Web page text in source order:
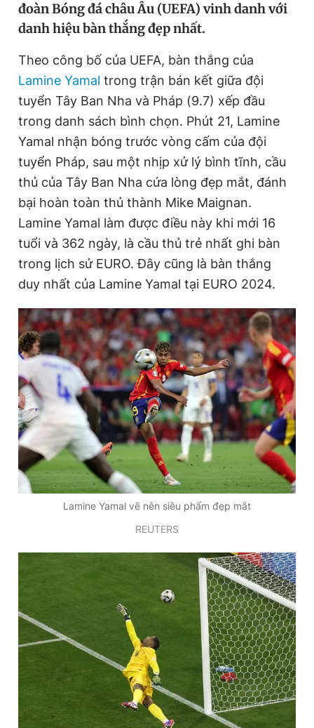
Sản phẩm khác
Tiện ích Bạn cần biết
Thông tin tòa soạn Liên hệ quảng cáo
Đọc Thanh Niên trên điện thoại
Theo dõi báo trên
Hotline
0906 645 777
Liên hệ quảng cáo
0908 780 404
Đặt báo Quảng cáo RSS Tòa soạn Chính sách bảo
Tổng biên tập: Nguyễn Ngọc Toàn
Phó tổng biên tập thường trực: Hải Thành
Phó tổng biên tập: Lâm Hiếu Dũng
Phó tổng biên tập: Trần Việt Hưng
Tổng thư ký tòa soạn: Đức Trung
Giấy phép xuất bản số 110/GP - BTTTT cấp ngày 24.3.2020
© 2003-2026 Bản quyền thuộc về Báo Thanh Niên. Cấm sao
chép dưới mọi hình thức nếu không có sự chấp thuận bằng văn
đoàn Bóng đá châu Âu (UEFA) vinh danh với
danh hiệu bàn thắng đẹp nhất.
Theo công bố của UEFA, bàn thắng của
Lamine Yamal trong trận bán kết giữa đội
tuyển Tây Ban Nha và Pháp (9.7) xếp đầu
trong danh sách bình chọn. Phút 21, Lamine
Yamal nhận bóng trước vòng cấm của đội
tuyển Pháp, sau một nhịp xử lý bình tĩnh, cầu
thủ của Tây Ban Nha cứa lòng đẹp mắt, đánh
bại hoàn toàn thủ thành Mike Maignan.
Lamine Yamal làm được điều này khi mới 16
tuổi và 362 ngày, là cầu thủ trẻ nhất ghi bàn
trong lịch sử EURO. Đây cũng là bàn thắng
duy nhất của Lamine Yamal tại EURO 2024.
Lamine Yamal vẽ nên siêu phẩm đẹp mắt
REUTERS